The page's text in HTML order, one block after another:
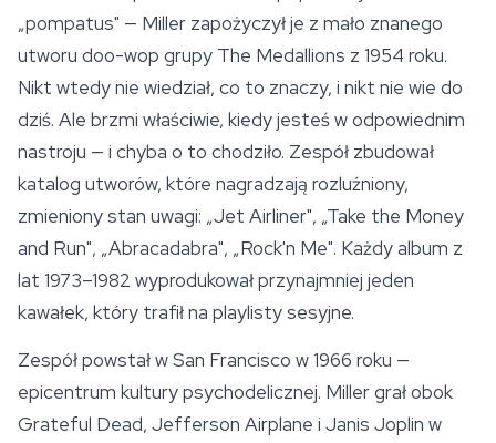
„pompatus" — Miller zapożyczył je z mało znanego
utworu doo-wop grupy The Medallions z 1954 roku.
Nikt wtedy nie wiedział, co to znaczy, i nikt nie wie do
dziś. Ale brzmi właściwie, kiedy jesteś w odpowiednim
nastroju — i chyba o to chodziło. Zespół zbudował
katalog utworów, które nagradzają rozluźniony,
zmieniony stan uwagi: „Jet Airliner", „Take the Money
and Run", „Abracadabra", „Rock'n Me". Każdy album z
lat 1973–1982 wyprodukował przynajmniej jeden
kawałek, który trafił na playlisty sesyjne.
Zespół powstał w San Francisco w 1966 roku —
epicentrum kultury psychodelicznej. Miller grał obok
Grateful Dead, Jefferson Airplane i Janis Joplin w